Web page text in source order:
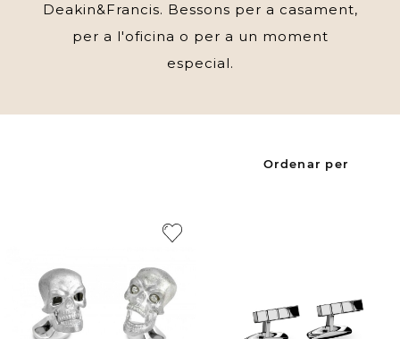
Deakin&Francis. Bessons per a casament,
per a l'oficina o per a un moment
especial.
Ordenar per